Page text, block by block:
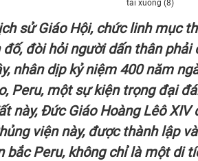
tải xuống (8)
sử Giáo Hội, chức linh mục
đòi hỏi người dấn thân
nhân dịp kỷ niệm 400 năm
Peru, một sự kiện trọng đại
này, Đức Giáo Hoàng Lêô
viện này, được thành lập
bắc Peru, không chỉ là một di